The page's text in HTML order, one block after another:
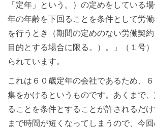
「定年」という。）の定めをしている
年の年齢を下回ることを条件として労
を行うとき（期間の定めのない労働契
目的とする場合に限る。）。」（１号
られています。
これは６０歳定年の会社であるため、
集をかけるというものです。あくまで
ることを条件とすることが許されるだ
まで時間が短くなってしまうので、今